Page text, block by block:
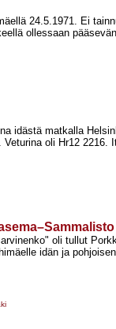
24.5.1971. Ei
ollessaan
idästä matkalla
Veturina oli Hr12 2216.
oli tullut
idän ja